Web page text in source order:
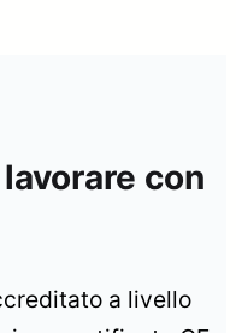
con
a livello